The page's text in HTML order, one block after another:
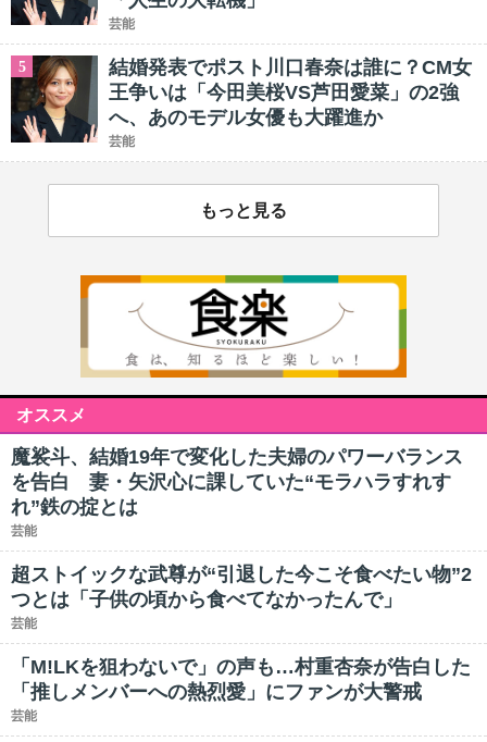
芸能
5
結婚発表でポスト川口春奈は誰に？CM女
王争いは「今田美桜VS芦田愛菜」の2強
へ、あのモデル女優も大躍進か
芸能
もっと見る
オススメ
魔裟斗、結婚19年で変化した夫婦のパワーバランス
を告白 妻・矢沢心に課していた“モラハラすれす
れ”鉄の掟とは
芸能
超ストイックな武尊が“引退した今こそ食べたい物”2
つとは「子供の頃から食べてなかったんで」
芸能
「M!LKを狙わないで」の声も…村重杏奈が告白した
「推しメンバーへの熱烈愛」にファンが大警戒
芸能